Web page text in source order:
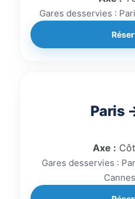
Gares desservies :
Paris
Axe :
Gares desservies :